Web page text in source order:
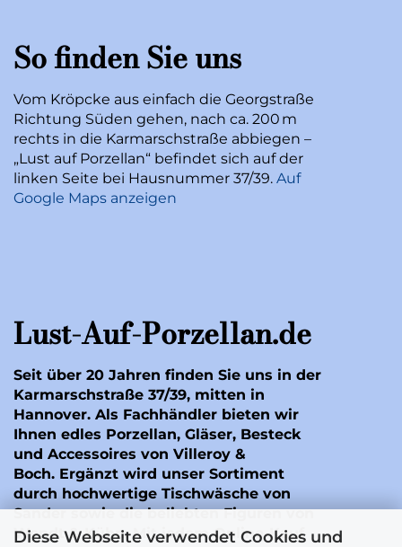
Diese Webseite verwendet Cookies und
So finden Sie uns
Vom Kröpcke aus einfach die Georgstraße
Richtung Süden gehen, nach ca. 200 m
rechts in die Karmarschstraße abbiegen –
„Lust auf Porzellan“ befindet sich auf der
linken Seite bei Hausnummer 37/39. Auf
Google Maps anzeigen
Lust-Auf-Porzellan.de
Seit über 20 Jahren finden Sie uns in der
Karmarschstraße 37/39, mitten in
Hannover. Als Fachhändler bieten wir
Ihnen edles Porzellan, Gläser, Besteck
und Accessoires von Villeroy &
Boch. Ergänzt wird unser Sortiment
durch hochwertige Tischwäsche von
Sandersowie die beliebten Figuren von
Wendt & Kühn. Mit jedem Online-Kauf